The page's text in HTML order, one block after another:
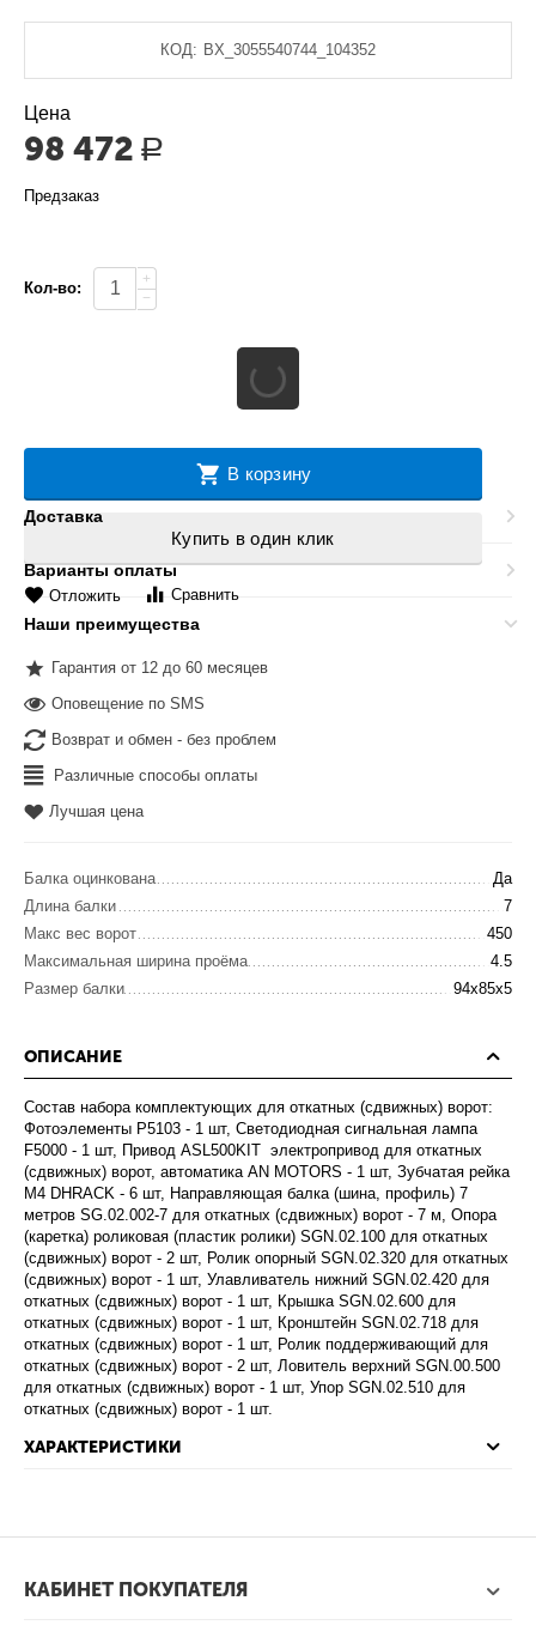
КОД: BX_3055540744_104352
Цена
98 472 Р
Предзаказ
Кол-во:
+
−
В корзину
Купить в один клик
Отложить Сравнить
Доставка
Варианты оплаты
Наши преимущества
Гарантия от 12 до 60 месяцев
Оповещение по SMS
Возврат и обмен - без проблем
Различные способы оплаты
Лучшая цена
Балка оцинкована
Да
Длина балки
7
Макс вес ворот
450
Максимальная ширина проёма
4.5
Размер балки
94x85x5
ОПИСАНИЕ
Состав набора комплектующих для откатных (сдвижных) ворот:
Фотоэлементы P5103 - 1 шт, Светодиодная сигнальная лампа
F5000 - 1 шт, Привод ASL500KIT электропривод для откатных
(сдвижных) ворот, автоматика AN MOTORS - 1 шт, Зубчатая рейка
М4 DHRACK - 6 шт, Направляющая балка (шина, профиль) 7
метров SG.02.002-7 для откатных (сдвижных) ворот - 7 м, Опора
(каретка) роликовая (пластик ролики) SGN.02.100 для откатных
(сдвижных) ворот - 2 шт, Ролик опорный SGN.02.320 для откатных
(сдвижных) ворот - 1 шт, Улавливатель нижний SGN.02.420 для
откатных (сдвижных) ворот - 1 шт, Крышка SGN.02.600 для
откатных (сдвижных) ворот - 1 шт, Кронштейн SGN.02.718 для
откатных (сдвижных) ворот - 1 шт, Ролик поддерживающий для
откатных (сдвижных) ворот - 2 шт, Ловитель верхний SGN.00.500
для откатных (сдвижных) ворот - 1 шт, Упор SGN.02.510 для
откатных (сдвижных) ворот - 1 шт.
ХАРАКТЕРИСТИКИ
КАБИНЕТ ПОКУПАТЕЛЯ